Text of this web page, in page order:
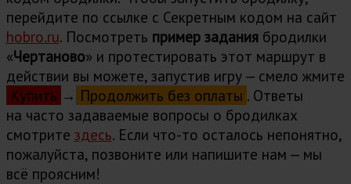
перейдите по ссылке с Секретным кодом на сайт
hobro.ru. Посмотреть пример задания бродилки
«Чертаново» и протестировать этот маршрут в
действии вы можете, запустив игру — смело жмите
Купить → Продолжить без оплаты . Ответы
на часто задаваемые вопросы о бродилках
cмотрите здесь. Если что-то осталось непонятно,
пожалуйста, позвоните или напишите нам — мы
всё проясним!